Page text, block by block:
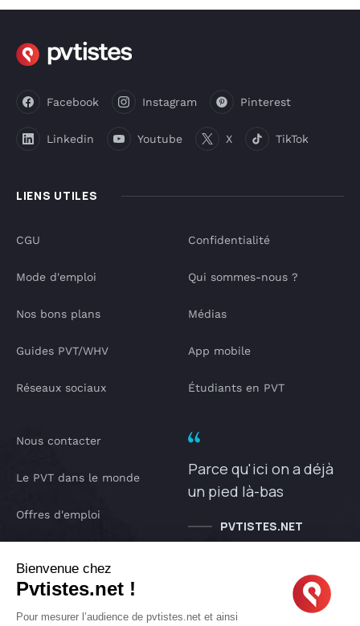
LIENS UTILES
Facebook Instagram Pinterest
Linkedin Youtube X TikTok
CGU
Mode d'emploi
Nos bons plans
Guides PVT/WHV
Réseaux sociaux
Confidentialité
Qui sommes-nous ?
Médias
App mobile
Étudiants en PVT
Nous contacter
Le PVT dans le monde
Offres d'emploi
IA pvtistes
Parce qu'ici on a déjà
un pied là-bas
PVTISTES.NET
Bienvenue chez
Pvtistes.net !
Pour mesurer l’audience de pvtistes.net et ainsi